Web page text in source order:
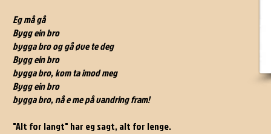
Eg må gå
Bygg ein bro
bygga bro og gå øve te deg
Bygg ein bro
bygga bro, kom ta imod meg
Bygg ein bro
bygga bro, nå e me på vandring fram!
"Alt for langt" har eg sagt, alt for lenge.